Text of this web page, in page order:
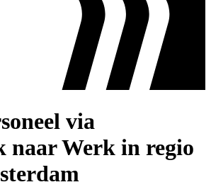
via
naar Werk in regio